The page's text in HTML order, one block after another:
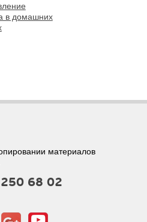
в домашних
материалов
68 02